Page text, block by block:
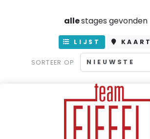
allestages gevonden
LIJST KAART
SORTEER OP NIEUWSTE